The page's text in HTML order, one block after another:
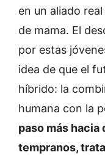
en un aliado
de mama. El
por estas
idea de que el
híbrido: la
humana con la
paso más
tempranos,